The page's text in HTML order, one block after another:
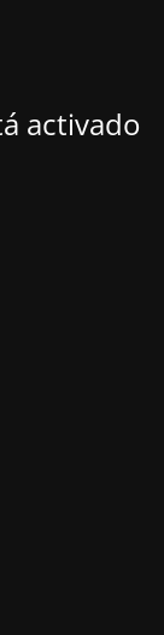
activado